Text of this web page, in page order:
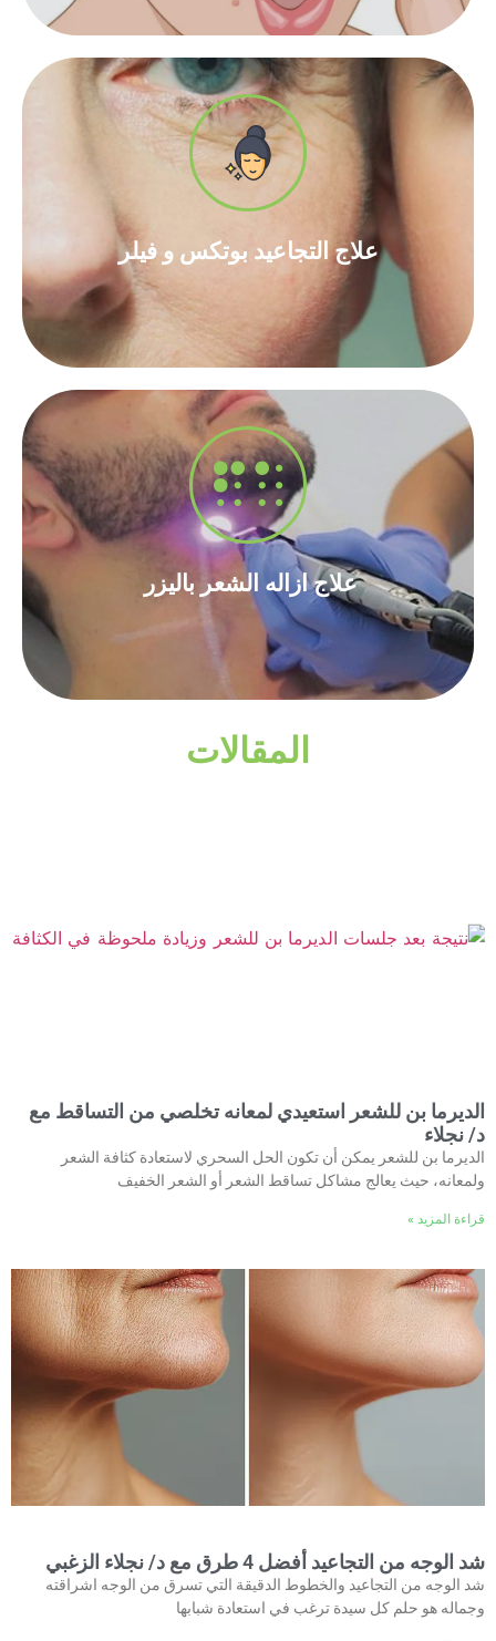
علاج التجاعيد بوتكس و فيلر​
علاج التجاعيد بوتكس و فيلر​
أقراء المزيد
علاج ازاله الشعر باليزر ​
علاج ازاله الشعر باليزر ​
أقراء المزيد
المقالات
الديرما بن للشعر استعيدي لمعانه تخلصي من التساقط مع
د/ نجلاء
الديرما بن للشعر يمكن أن تكون الحل السحري لاستعادة كثافة الشعر
ولمعانه، حيث يعالج مشاكل تساقط الشعر أو الشعر الخفيف
قراءة المزيد »
شد الوجه من التجاعيد أفضل 4 طرق مع د/ نجلاء الزغبي
شد الوجه من التجاعيد والخطوط الدقيقة التي تسرق من الوجه اشراقته
وجماله هو حلم كل سيدة ترغب في استعادة شبابها